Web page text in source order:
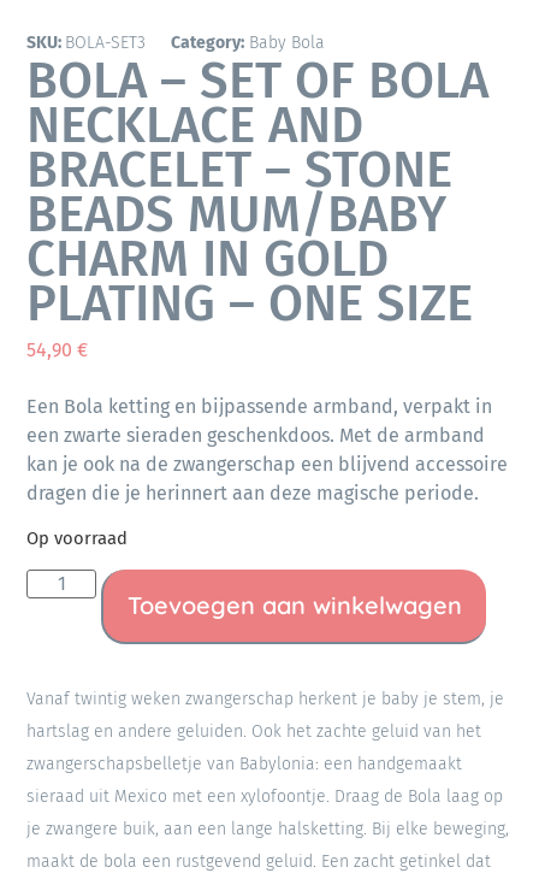
SKU: BOLA-SET3 Category: Baby Bola
BOLA – SET OF BOLA
NECKLACE AND
BRACELET – STONE
BEADS MUM/BABY
CHARM IN GOLD
PLATING – ONE SIZE
54,90€
Een Bola ketting en bijpassende armband, verpakt in
een zwarte sieraden geschenkdoos. Met de armband
kan je ook na de zwangerschap een blijvend accessoire
dragen die je herinnert aan deze magische periode.
Op voorraad
Toevoegen aan winkelwagen
Vanaf twintig weken zwangerschap herkent je baby je stem, je
hartslag en andere geluiden. Ook het zachte geluid van het
zwangerschapsbelletje van Babylonia: een handgemaakt
sieraad uit Mexico met een xylofoontje. Draag de Bola laag op
je zwangere buik, aan een lange halsketting. Bij elke beweging,
maakt de bola een rustgevend geluid. Een zacht getinkel dat